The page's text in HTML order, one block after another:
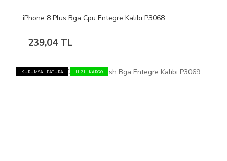
iPhone 8 Plus Bga Cpu Entegre Kalıbı P3068
239,04 TL
KURUMSAL FATURA HIZLI KARGO